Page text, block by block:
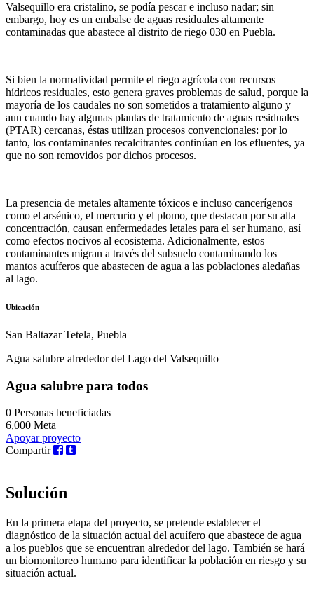
Valsequillo era cristalino, se podía pescar e incluso nadar; sin
embargo, hoy es un embalse de aguas residuales altamente
contaminadas que abastece al distrito de riego 030 en Puebla.
Si bien la normatividad permite el riego agrícola con recursos
hídricos residuales, esto genera graves problemas de salud, porque la
mayoría de los caudales no son sometidos a tratamiento alguno y
aun cuando hay algunas plantas de tratamiento de aguas residuales
(PTAR) cercanas, éstas utilizan procesos convencionales: por lo
tanto, los contaminantes recalcitrantes continúan en los efluentes, ya
que no son removidos por dichos procesos.
La presencia de metales altamente tóxicos e incluso cancerígenos
como el arsénico, el mercurio y el plomo, que destacan por su alta
concentración, causan enfermedades letales para el ser humano, así
como efectos nocivos al ecosistema. Adicionalmente, estos
contaminantes migran a través del subsuelo contaminando los
mantos acuíferos que abastecen de agua a las poblaciones aledañas
al lago.
Ubicación
San Baltazar Tetela, Puebla
Agua salubre alrededor del Lago del Valsequillo
Agua salubre para todos
0 Personas beneficiadas
6,000 Meta
Apoyar proyecto
Compartir
Solución
En la primera etapa del proyecto, se pretende establecer el
diagnóstico de la situación actual del acuífero que abastece de agua
a los pueblos que se encuentran alrededor del lago. También se hará
un biomonitoreo humano para identificar la población en riesgo y su
situación actual.